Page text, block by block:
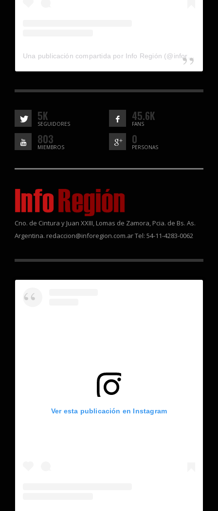
5K
SEGUIDORES
45.6K
FANS
803
MIEMBROS
0
PERSONAS
Cno. de Cintura y Juan XXIII, Lomas de Zamora, Pcia. de Bs. As.
Argentina. redaccion@inforegion.com.ar Tel: 54-11-4283-0062
Ver esta publicación en Instagram